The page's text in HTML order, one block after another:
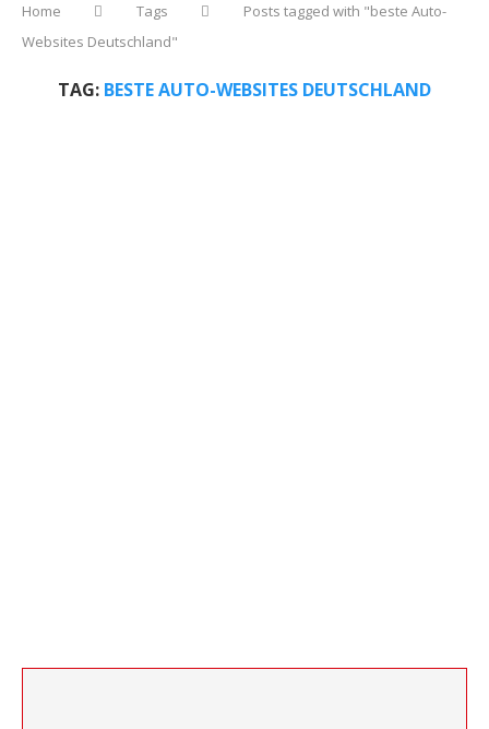
Home Tags
Posts tagged with "beste Auto-
Websites Deutschland"
TAG: BESTE AUTO-WEBSITES DEUTSCHLAND